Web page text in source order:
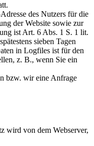
des Nutzers für die
der Website sowie zur
ist Art. 6 Abs. 1 S. 1 lit.
sieben Tagen
in Logfiles ist für den
z. B., wenn Sie ein
bzw. wir eine Anfrage
wird von dem Webserver,